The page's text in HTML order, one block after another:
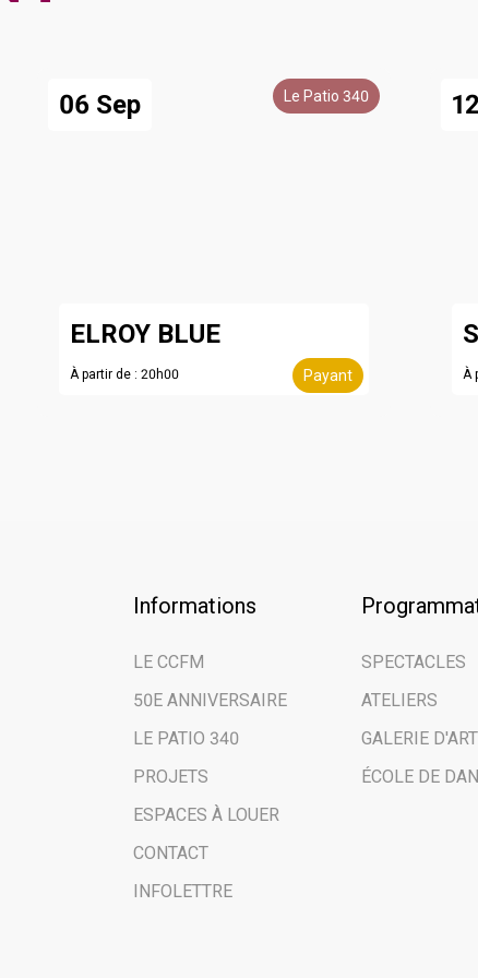
06 Sep Le Patio 340
ELROY BLUE
À partir de : 20h00 Payant À
Informations
LE CCFM
50E ANNIVERSAIRE
LE PATIO 340
PROJETS
ESPACES À LOUER
CONTACT
INFOLETTRE
SPECTACLES
ATELIERS
GALERIE D'ART
ÉCOLE DE